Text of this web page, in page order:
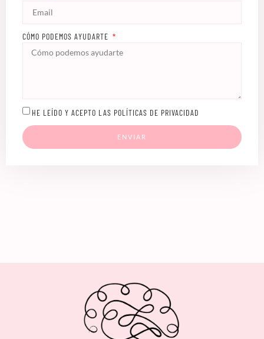
CÓMO PODEMOS AYUDARTE
HE LEÍDO Y ACEPTO LAS POLÍTICAS DE PRIVACIDAD
ENVIAR